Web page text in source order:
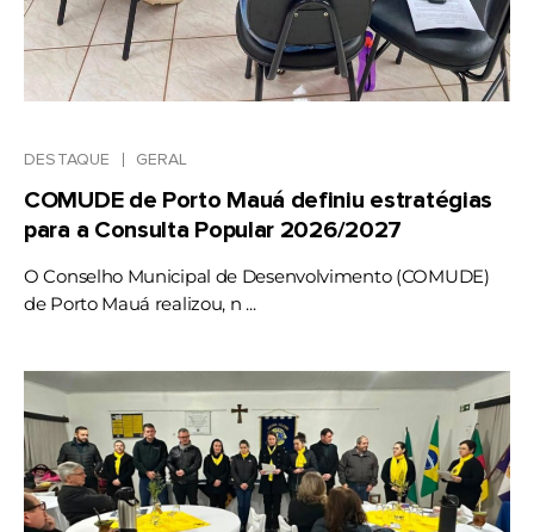
DESTAQUE GERAL
COMUDE de Porto Mauá definiu estratégias
para a Consulta Popular 2026/2027
O Conselho Municipal de Desenvolvimento (COMUDE)
de Porto Mauá realizou, n ...